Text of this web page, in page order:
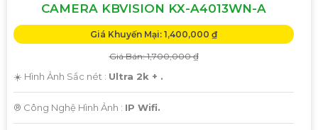
CAMERA KBVISION KX-A4013WN-A
Giá Khuyến Mại: 1,400,000 ₫
Giá Bán: 1,700,000 ₫
☀️ Hình Ảnh Sắc nét : Ultra 2k + .
®️ Công Nghệ Hình Ảnh : IP Wifi.